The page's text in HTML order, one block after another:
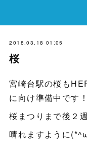
2018.03.18 01:05
桜
宮崎台駅の桜も
に向け準備中です！
桜まつりまで後２
晴れますように